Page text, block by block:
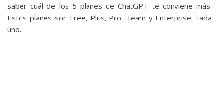
saber cuál de los 5 planes de ChatGPT te conviene más.
Estos planes son Free, Plus, Pro, Team y Enterprise, cada
uno...